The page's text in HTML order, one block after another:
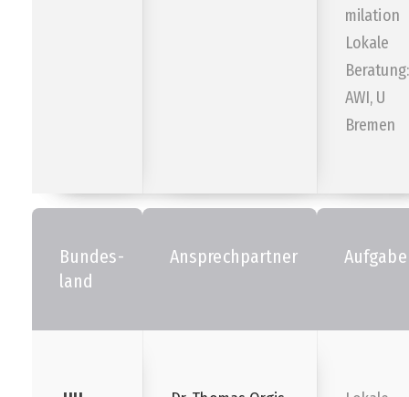
milation
Lokale
Beratung:
AWI, U
Bremen
Bundes-
land
Ansprechpartner